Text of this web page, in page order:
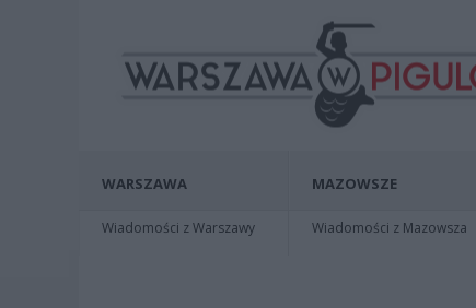
WARSZAWA
Wiadomości z Warszawy
MAZOWSZE
Wiadomości z Mazowsza